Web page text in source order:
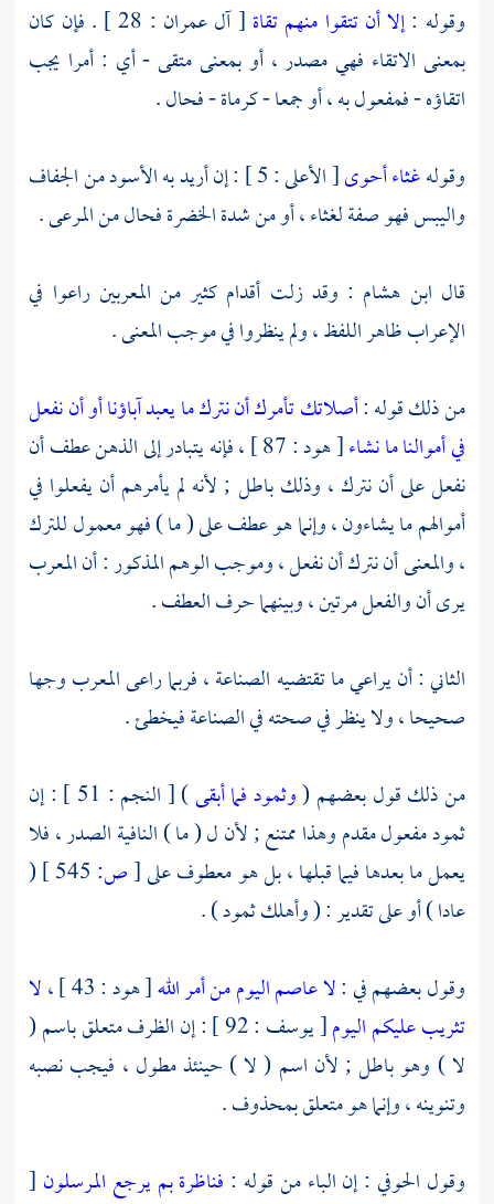
وقوله :إلا أن تتقوا منهم تقاة
[ آل عمران : 28 ] . فإن كان
بمعنى الاتقاء فهي مصدر ، أو بمعنى متقى - أي : أمرا يجب
اتقاؤه - فمفعول به ، أو جمعا - كرماة - فحال .
وقولهغثاء أحوى
[ الأعلى : 5 ] : إن أريد به الأسود من الجفاف
واليبس فهو صفة لغثاء ، أو من شدة الخضرة فحال من المرعى .
قال ابن هشام : وقد زلت أقدام كثير من المعربين راعوا في
الإعراب ظاهر اللفظ ، ولم ينظروا في موجب المعنى .
من ذلك قوله :أصلاتك تأمرك أن نترك ما يعبد آباؤنا أو أن نفعل
في أموالنا ما نشاء
[ هود : 87 ] ، فإنه يتبادر إلى الذهن عطف أن
نفعل على أن نترك ، وذلك باطل ; لأنه لم يأمرهم أن يفعلوا في
أموالهم ما يشاءون ، وإنما هو عطف على ( ما ) فهو معمول للترك
، والمعنى أن نترك أن نفعل ، وموجب الوهم المذكور : أن المعرب
يرى أن والفعل مرتين ، وبينهما حرف العطف .
الثاني : أن يراعي ما تقتضيه الصناعة ، فربما راعى المعرب وجها
صحيحا ، ولا ينظر في صحته في الصناعة فيخطئ .
من ذلك قول بعضهم (وثمود فما أبقى) [ النجم : 51 ] : إن
ثمودمفعول مقدم وهذا ممتنع ; لأن ل ( ما ) النافية الصدر ، فلا
يعمل ما بعدها فيما قبلها ، بل هو معطوف على[ص:
(
عادا) أو على تقدير : ( وأهلكثمود) .
وقول بعضهم في :لا عاصم اليوم من أمر الله[ هود : 43 ] ،
لا
تثريب عليكم اليوم
[ يوسف : 92 ] : إن الظرف متعلق باسم (
لا ) وهو باطل ; لأن اسم ( لا ) حينئذ مطول ، فيجب نصبه
وتنوينه ، وإنما هو متعلق بمحذوف .
وقول الحوفي : إن الباء من قوله : فناظرة بم يرجع المرسلون [